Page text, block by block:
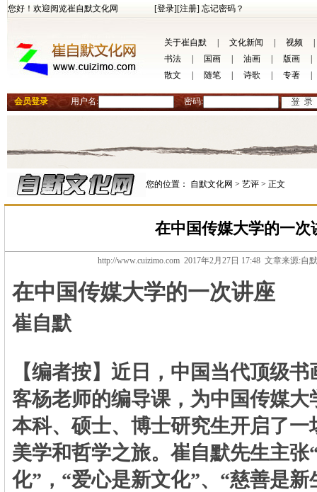
您好！欢迎阅览崔自默文化网 [登录][注册] 忘记密码？
关于崔自默 文化新闻 视频
书法
国画 油画 版画
散文
随笔 诗歌 专著
会员登录 用户名: 密码:
您的位置： 自默文化网 > 艺评 > 正文
在中国传媒大学的一次
http://www.cuizimo.com 2017年2月27日 17:48 文章来源:自
在中国传媒大学的一次讲座
崔自默
【编者按】近日，中国当代顶级
客杨老师的编导课，为中国传媒大
本科、硕士、博士研究生开启了一
美学和哲学之旅。崔自默先生主张
化” ， “爱心是新文化”、 “慈善是新